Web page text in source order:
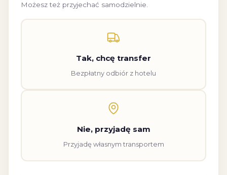
Możesz też przyjechać samodzielnie.
Tak, chcę transfer
Bezpłatny odbiór z hotelu
Nie, przyjadę sam
Przyjadę własnym transportem